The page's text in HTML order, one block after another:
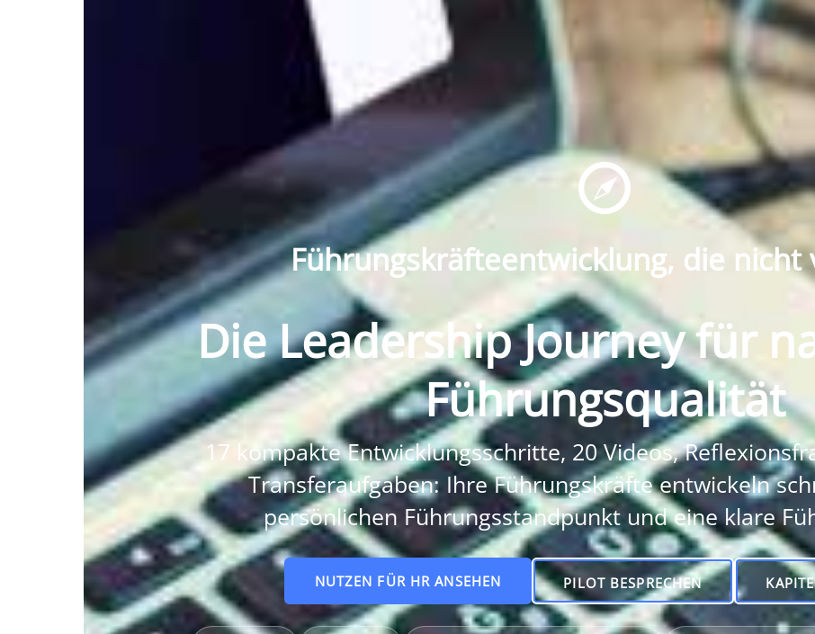
Führungskräfteentwicklung, die nicht
Die Leadership Journey für
Führungsqualität
17 kompakte Entwicklungsschritte, 20 Videos,
Transferaufgaben: Ihre Führungskräfte entwickeln
persönlichen Führungsstandpunkt und eine klare
NUTZEN FÜR HR ANSEHEN PILOT BESPRECHEN